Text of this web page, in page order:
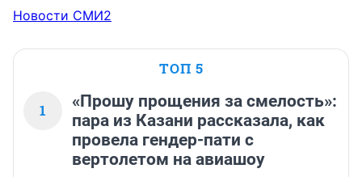
Новости СМИ2
ТОП 5
1
«Прошу прощения за смелость»:
пара из Казани рассказала, как
провела гендер-пати с
вертолетом на авиашоу